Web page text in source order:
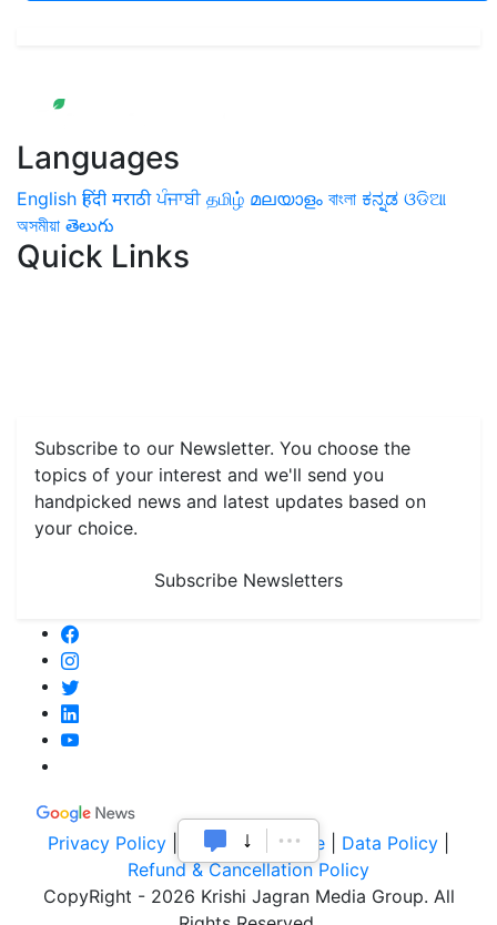
Languages
English हिंदी मराठी ਪੰਜਾਬੀ தமிழ் മലയാളം বাংলা ಕನ್ನಡ ଓଡିଆ
অসমীয়া తెలుగు
Quick Links
Subscribe to our Newsletter. You choose the
topics of your interest and we'll send you
handpicked news and latest updates based on
your choice.
Subscribe Newsletters
Privacy Policy Terms of Service Data Policy
Refund & Cancellation Policy
CopyRight - 2026 Krishi Jagran Media Group. All